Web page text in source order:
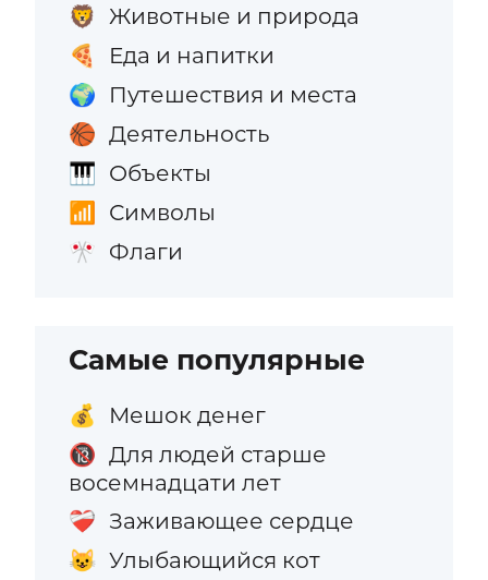
🦁 Животные и природа
🍕 Еда и напитки
🌍 Путешествия и места
🏀 Деятельность
🎹 Объекты
📶 Символы
🎌 Флаги
Самые популярные
💰 Мешок денег
🔞 Для людей старше
восемнадцати лет
❤️‍🩹 Заживающее сердце
😺 Улыбающийся кот